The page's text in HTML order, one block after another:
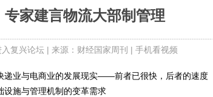
家建言物流大部制管理
入复兴论坛| 来源：财经国家周刊 | 手机看视频
业与电商业的发展现实——前者已很快，后者的速度
设施与管理机制的变革需求